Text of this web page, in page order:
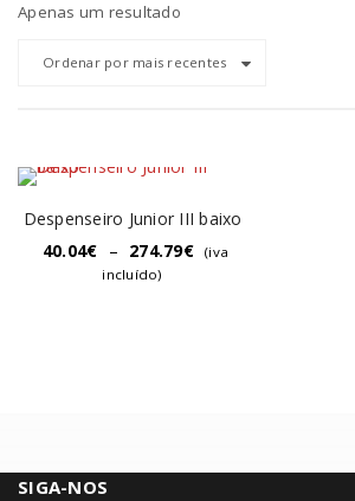
Apenas um resultado
Ordenar por mais recentes
Despenseiro Junior III baixo
40.04€ – 274.79€
(iva
incluído)
SIGA-NOS